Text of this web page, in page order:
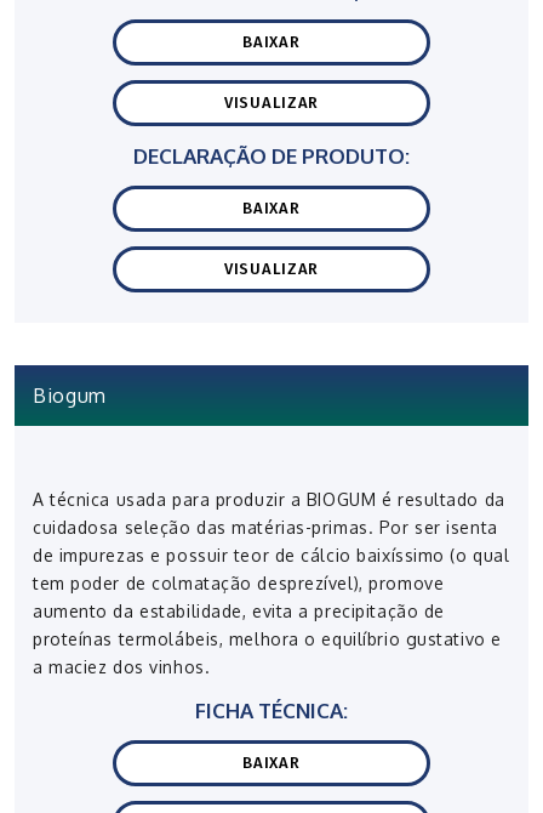
BAIXAR
VISUALIZAR
DECLARAÇÃO DE PRODUTO:
BAIXAR
VISUALIZAR
Biogum
A técnica usada para produzir a BIOGUM é resultado da
cuidadosa seleção das matérias-primas. Por ser isenta
de impurezas e possuir teor de cálcio baixíssimo (o qual
tem poder de colmatação desprezível), promove
aumento da estabilidade, evita a precipitação de
proteínas termolábeis, melhora o equilíbrio gustativo e
a maciez dos vinhos.
FICHA TÉCNICA:
BAIXAR